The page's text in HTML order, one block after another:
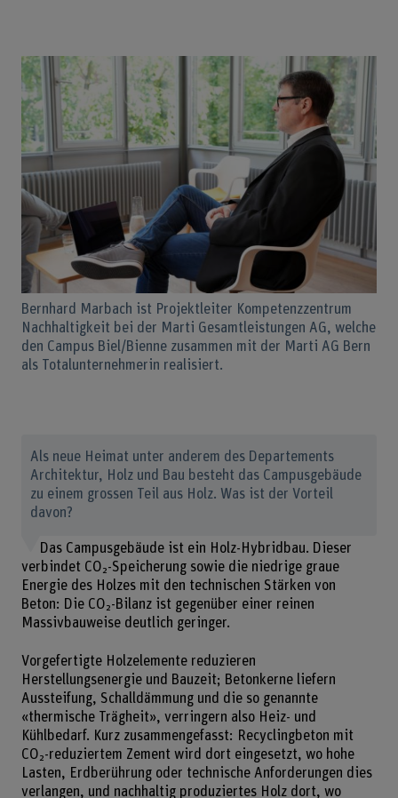
Bernhard Marbach ist Projektleiter Kompetenzzentrum
Nachhaltigkeit bei der Marti Gesamtleistungen AG, welche
den Campus Biel/Bienne zusammen mit der Marti AG Bern
als Totalunternehmerin realisiert.
Als neue Heimat unter anderem des Departements
Architektur, Holz und Bau besteht das Campusgebäude
zu einem grossen Teil aus Holz. Was ist der Vorteil
davon?
Das Campusgebäude ist ein Holz-Hybridbau. Dieser
verbindet CO₂-Speicherung sowie die niedrige graue
Energie des Holzes mit den technischen Stärken von
Beton: Die CO₂-Bilanz ist gegenüber einer reinen
Massivbauweise deutlich geringer.
Vorgefertigte Holzelemente reduzieren
Herstellungsenergie und Bauzeit; Betonkerne liefern
Aussteifung, Schalldämmung und die so genannte
«thermische Trägheit», verringern also Heiz- und
Kühlbedarf. Kurz zusammengefasst: Recyclingbeton mit
CO₂-reduziertem Zement wird dort eingesetzt, wo hohe
Lasten, Erdberührung oder technische Anforderungen dies
verlangen, und nachhaltig produziertes Holz dort, wo